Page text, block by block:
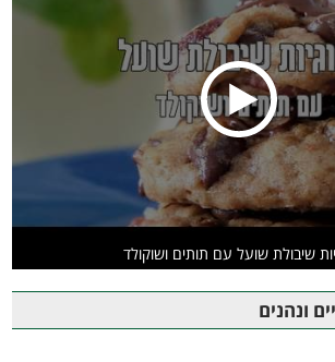
שיבולת שועל עם תותים ושוקולד
ונהנים